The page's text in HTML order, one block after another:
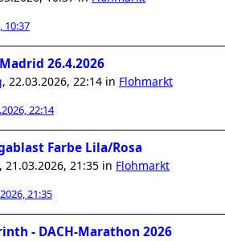
10:37
26.4.2026
, 22.03.2026, 22:14 in Flohmarkt
22:14
Farbe Lila/Rosa
, 21.03.2026, 21:35 in Flohmarkt
21:35
- DACH-Marathon 2026